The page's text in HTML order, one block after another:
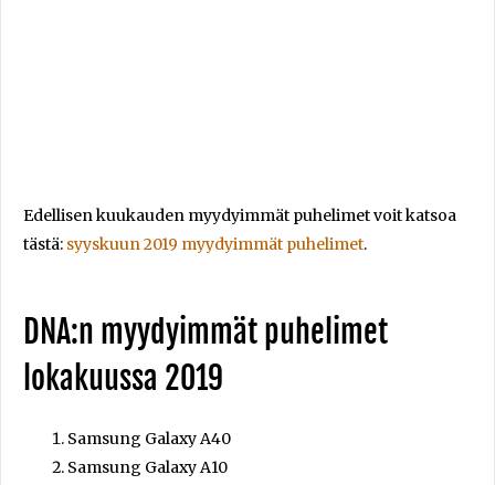
Edellisen kuukauden myydyimmät puhelimet voit katsoa
tästä: syyskuun 2019 myydyimmät puhelimet.
DNA:n myydyimmät puhelimet
lokakuussa 2019
Samsung Galaxy A40
Samsung Galaxy A10